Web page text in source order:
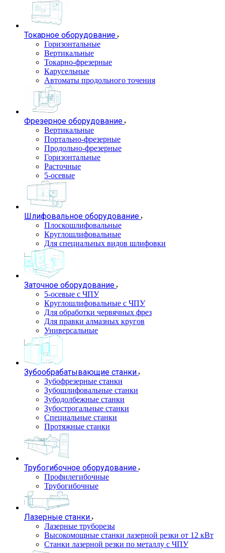
Токарное оборудование
Горизонтальные
Вертикальные
Токарно-фрезерные
Карусельные
Автоматы продольного точения
Фрезерное оборудование
Вертикальные
Портально-фрезерные
Продольно-фрезерные
Горизонтальные
Расточные
5-осевые
Шлифовальное оборудование
Плоскошлифовальные
Круглошлифовальные
Для специальных видов шлифовки
Заточное оборудование
5-осевые с ЧПУ
Круглошлифовальные с ЧПУ
Для обработки червячных фрез
Для правки алмазных кругов
Универсальные
Зубообрабатывающие станки
Зубофрезерные станки
Зубошлифовальные станки
Зубодолбежные станки
Зубострогальные станки
Специальные станки
Протяжные станки
Трубогибочное оборудование
Профилегибочные
Трубогибочные
Лазерные станки
Лазерные труборезы
Высокомощные станки лазерной резки от 12 кВт
Станки лазерной резки по металлу с ЧПУ